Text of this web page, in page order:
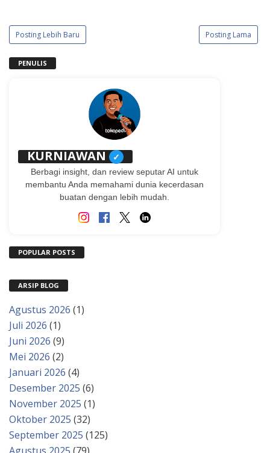
Posting Lebih Baru Posting Lama
PENULIS
KURNIAWAN ✓
Berbagi insight, dan review seputar AI untuk
membantu Anda memahami dunia kecerdasan
buatan dengan lebih mudah.
POPULAR POSTS
ARSIP BLOG
Agustus 2026 (1)
Juli 2026 (1)
Juni 2026 (9)
Mei 2026 (2)
Januari 2026 (4)
Desember 2025 (6)
November 2025 (1)
Oktober 2025 (32)
September 2025 (125)